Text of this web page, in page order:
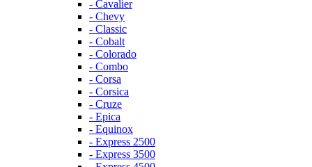
- Cavalier
- Chevy
- Classic
- Cobalt
- Colorado
- Combo
- Corsa
- Corsica
- Cruze
- Epica
- Equinox
- Express 2500
- Express 3500